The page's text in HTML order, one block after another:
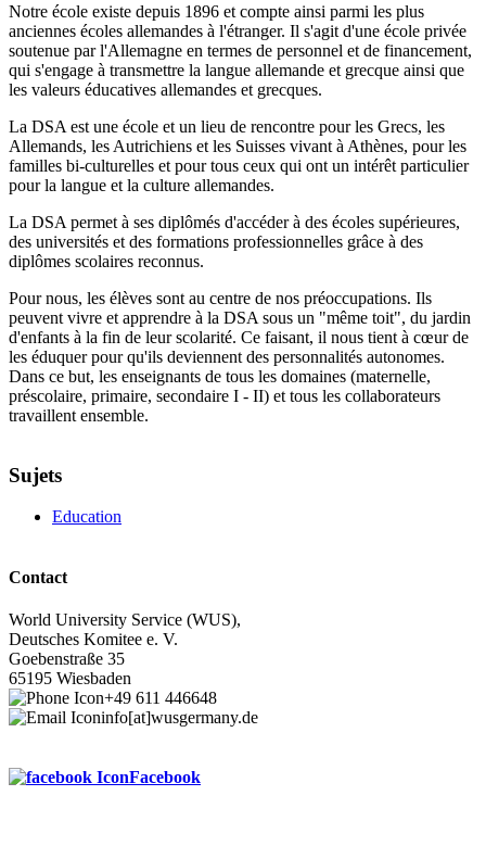
Notre école existe depuis 1896 et compte ainsi parmi les plus
anciennes écoles allemandes à l'étranger. Il s'agit d'une école privée
soutenue par l'Allemagne en termes de personnel et de financement,
qui s'engage à transmettre la langue allemande et grecque ainsi que
les valeurs éducatives allemandes et grecques.
La DSA est une école et un lieu de rencontre pour les Grecs, les
Allemands, les Autrichiens et les Suisses vivant à Athènes, pour les
familles bi-culturelles et pour tous ceux qui ont un intérêt particulier
pour la langue et la culture allemandes.
La DSA permet à ses diplômés d'accéder à des écoles supérieures,
des universités et des formations professionnelles grâce à des
diplômes scolaires reconnus.
Pour nous, les élèves sont au centre de nos préoccupations. Ils
peuvent vivre et apprendre à la DSA sous un "même toit", du jardin
d'enfants à la fin de leur scolarité. Ce faisant, il nous tient à cœur de
les éduquer pour qu'ils deviennent des personnalités autonomes.
Dans ce but, les enseignants de tous les domaines (maternelle,
préscolaire, primaire, secondaire I - II) et tous les collaborateurs
travaillent ensemble.
Sujets
Education
Contact
World University Service (WUS),
Deutsches Komitee e. V.
Goebenstraße 35
65195 Wiesbaden
+49 611 446648
info[at]wusgermany.de
Facebook